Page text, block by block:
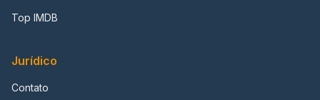
Top IMDB
Jurídico
Contato